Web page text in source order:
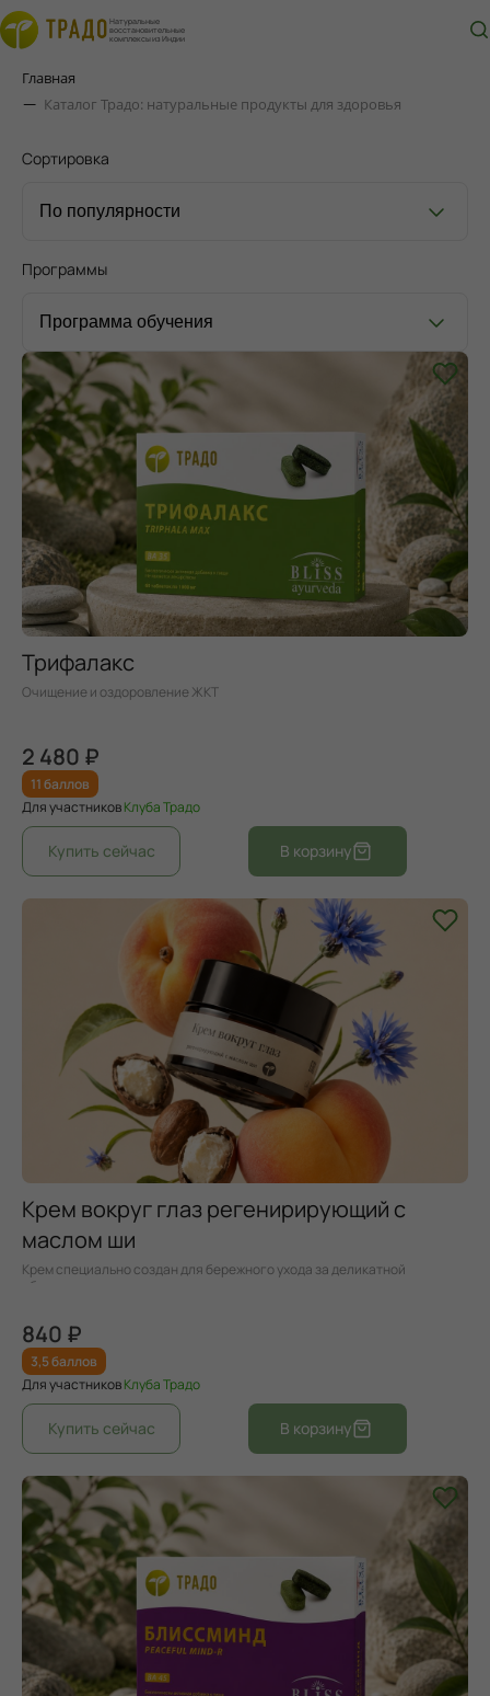
Натуральные
восстановительные
комплексы из Индии
Главная
Каталог Традо: натуральные продукты для здоровья
Сортировка
Программы
Трифалакс
Очищение и оздоровление ЖКТ
2 480 ₽
11 баллов
Для участниковКлуба Традо
Крем вокруг глаз регенирирующий с
маслом ши
Крем специально создан для бережного ухода за деликатной
областью вокруг глаз.
840 ₽
3,5 баллов
Для участниковКлуба Традо